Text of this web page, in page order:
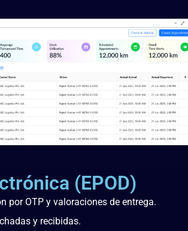
(ePOD)
por OTP y valoraciones de entrega.
y recibidas.